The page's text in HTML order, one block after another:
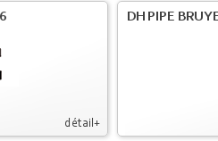
détail+
DH PIPE